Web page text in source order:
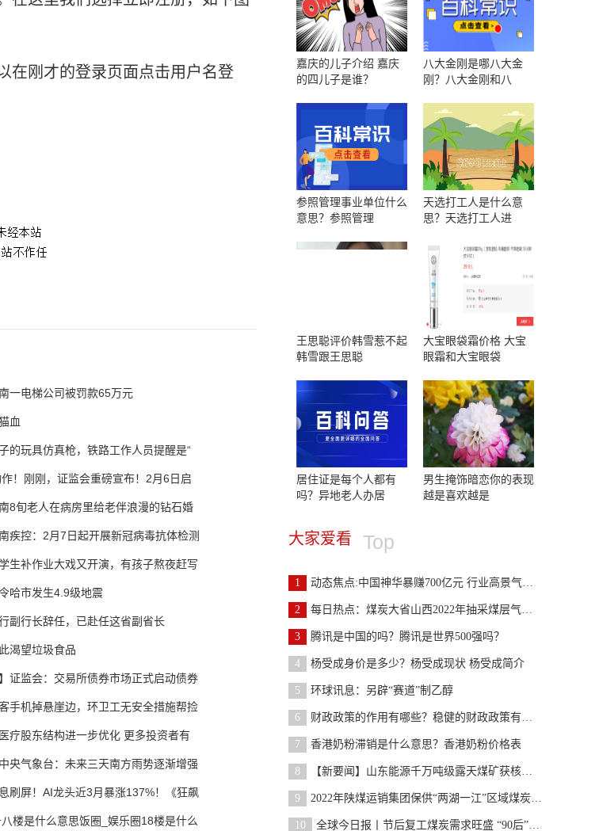
在刚才的登录页面点击用户名登
一电梯公司被罚款65万元
血
的玩具仿真枪，铁路工作人员提醒是“
！刚刚，证监会重磅宣布！2月6日启
8旬老人在病房里给老伴浪漫的钻石婚
疾控：2月7日起开展新冠病毒抗体检测
生补作业大戏又开演，有孩子熬夜赶写
哈市发生4.9级地震
副行长辞任，已赴任这省副省长
渴望垃圾食品
证监会：交易所债券市场正式启动债券
手机掉悬崖边，环卫工无安全措施帮捡
疗股东结构进一步优化 更多投资者有
央气象台：未来三天南方雨势逐渐增强
刷屏！AI龙头近3月暴涨137%！《狂飙
楼是什么意思饭圈_娱乐圈18楼是什么
嘉庆的儿子介绍 嘉庆
的四儿子是谁？
八大金刚是哪八大金
刚？八大金刚和八
参照管理事业单位什么
意思？参照管理
天选打工人是什么意
思？天选打工人进
王思聪评价韩雪惹不起
韩雪跟王思聪
大宝眼袋霜价格 大宝
眼霜和大宝眼袋
居住证是每个人都有
吗？异地老人办居
男生掩饰暗恋你的表现
越是喜欢越是
大家爱看 Top
1 动态焦点:中国神华暴赚700亿元 行业高景气度下煤炭
2 每日热点：煤炭大省山西2022年抽采煤层气近百亿立方
3 腾讯是中国的吗？腾讯是世界500强吗？
4 杨受成身价是多少？杨受成现状 杨受成简介
5 环球讯息：另辟“赛道”制乙醇
6 财政政策的作用有哪些？稳健的财政政策有哪些？
7 香港奶粉滞销是什么意思？香港奶粉价格表
8 【新要闻】山东能源千万吨级露天煤矿获核准批复
9 2022年陕煤运销集团保供“两湖一江”区域煤炭量增长
10 全球今日报丨节后复工煤炭需求旺盛 “90后”矿工坚